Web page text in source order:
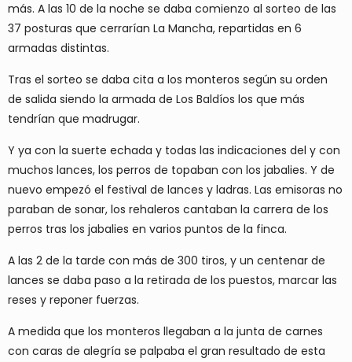
más. A las 10 de la noche se daba comienzo al sorteo de las
37 posturas que cerrarían La Mancha, repartidas en 6
armadas distintas.
Tras el sorteo se daba cita a los monteros según su orden
de salida siendo la armada de Los Baldíos los que más
tendrían que madrugar.
Y ya con la suerte echada y todas las indicaciones del y con
muchos lances, los perros de topaban con los jabalies. Y de
nuevo empezó el festival de lances y ladras. Las emisoras no
paraban de sonar, los rehaleros cantaban la carrera de los
perros tras los jabalies en varios puntos de la finca.
A las 2 de la tarde con más de 300 tiros, y un centenar de
lances se daba paso a la retirada de los puestos, marcar las
reses y reponer fuerzas.
A medida que los monteros llegaban a la junta de carnes
con caras de alegría se palpaba el gran resultado de esta